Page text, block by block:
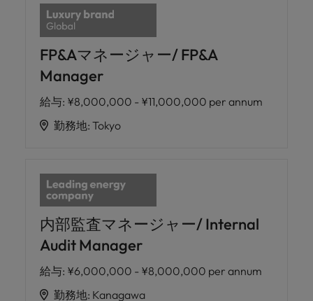
FP&Aマネージャー/ FP&A
Manager
給与: ¥8,000,000 - ¥11,000,000 per annum
勤務地: Tokyo
内部監査マネージャー/ Internal
Audit Manager
給与: ¥6,000,000 - ¥8,000,000 per annum
勤務地: Kanagawa